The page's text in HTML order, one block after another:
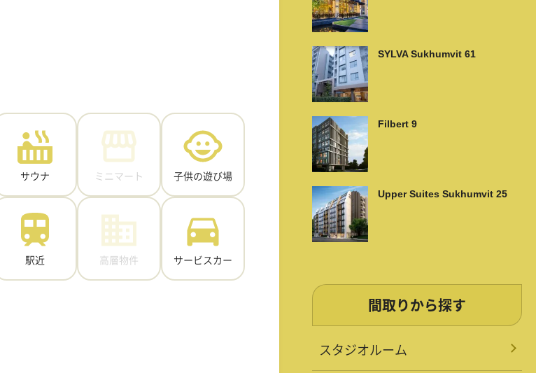
サウナ ミニマート 子供の遊び場
駅近 高層物件 サービスカー
SYLVA Sukhumvit 61
Filbert 9
Upper Suites Sukhumvit 25
間取りから探す
スタジオルーム